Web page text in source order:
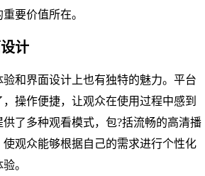
要价值所在。
计
和界面设计上也有独特的魅力。平台
操作便捷，让观众在使用过程中感到
了多种观看模式，包?括流畅的高清播
观众能够根据自己的需求进行个性化
。